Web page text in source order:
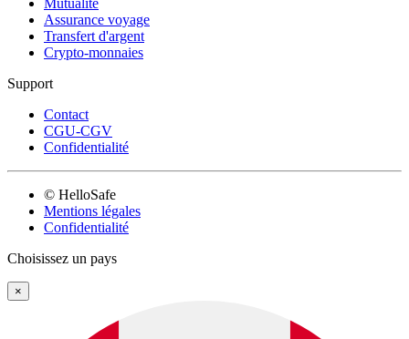
Mutualité
Assurance voyage
Transfert d'argent
Crypto-monnaies
Support
Contact
CGU-CGV
Confidentialité
© HelloSafe
Mentions légales
Confidentialité
Choisissez un pays
×